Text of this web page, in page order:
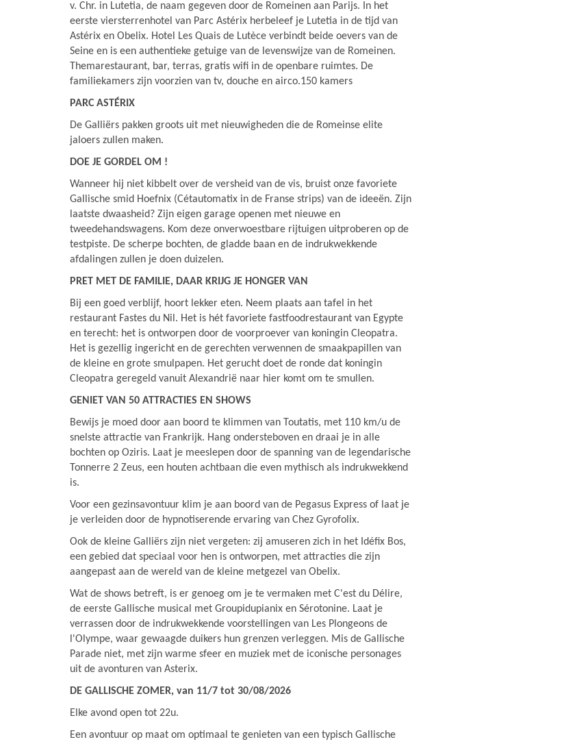
v. Chr. in Lutetia, de naam gegeven door de Romeinen aan Parijs. In het
eerste viersterrenhotel van Parc Astérix herbeleef je Lutetia in de tijd van
Astérix en Obelix. Hotel Les Quais de Lutèce verbindt beide oevers van de
Seine en is een authentieke getuige van de levenswijze van de Romeinen.
Themarestaurant, bar, terras, gratis wifi in de openbare ruimtes. De
familiekamers zijn voorzien van tv, douche en airco.150 kamers
PARC ASTÉRIX
De Galliërs pakken groots uit met nieuwigheden die de Romeinse elite
jaloers zullen maken.
DOE JE GORDEL OM !
Wanneer hij niet kibbelt over de versheid van de vis, bruist onze favoriete
Gallische smid Hoefnix (Cétautomatix in de Franse strips) van de ideeën. Zijn
laatste dwaasheid? Zijn eigen garage openen met nieuwe en
tweedehandswagens. Kom deze onverwoestbare rijtuigen uitproberen op de
testpiste. De scherpe bochten, de gladde baan en de indrukwekkende
afdalingen zullen je doen duizelen.
PRET MET DE FAMILIE, DAAR KRIJG JE HONGER VAN
Bij een goed verblijf, hoort lekker eten. Neem plaats aan tafel in het
restaurant Fastes du Nil. Het is hét favoriete fastfoodrestaurant van Egypte
en terecht: het is ontworpen door de voorproever van koningin Cleopatra.
Het is gezellig ingericht en de gerechten verwennen de smaakpapillen van
de kleine en grote smulpapen. Het gerucht doet de ronde dat koningin
Cleopatra geregeld vanuit Alexandrië naar hier komt om te smullen.
GENIET VAN 50 ATTRACTIES EN SHOWS
Bewijs je moed door aan boord te klimmen van Toutatis, met 110 km/u de
snelste attractie van Frankrijk. Hang ondersteboven en draai je in alle
bochten op Oziris. Laat je meeslepen door de spanning van de legendarische
Tonnerre 2 Zeus, een houten achtbaan die even mythisch als indrukwekkend
is.
Voor een gezinsavontuur klim je aan boord van de Pegasus Express of laat je
je verleiden door de hypnotiserende ervaring van Chez Gyrofolix.
Ook de kleine Galliërs zijn niet vergeten: zij amuseren zich in het Idéfix Bos,
een gebied dat speciaal voor hen is ontworpen, met attracties die zijn
aangepast aan de wereld van de kleine metgezel van Obelix.
Wat de shows betreft, is er genoeg om je te vermaken met C'est du Délire,
de eerste Gallische musical met Groupidupianix en Sérotonine. Laat je
verrassen door de indrukwekkende voorstellingen van Les Plongeons de
l'Olympe, waar gewaagde duikers hun grenzen verleggen. Mis de Gallische
Parade niet, met zijn warme sfeer en muziek met de iconische personages
uit de avonturen van Asterix.
DE GALLISCHE ZOMER, van 11/7 tot 30/08/2026
Elke avond open tot 22u.
Een avontuur op maat om optimaal te genieten van een typisch Gallische